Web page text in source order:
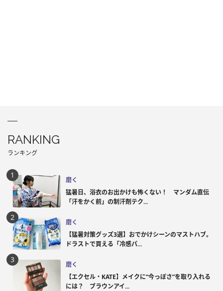
RANKING
ランキング
磨く
猛暑日、浴衣のお出かけも怖くない！ マンダム直伝
「汗をかく前」の制汗剤テク...
磨く
【猛暑対策グッズ3選】おでかけシーンのマストハブ。
ドラストで買える「冷感パ...
磨く
【エクセル・KATE】メイクに“今っぽさ”を取り入れる
には？ ブラウンアイ...